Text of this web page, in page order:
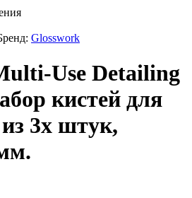
Glosswork
Use Detailing
кистей для
3х штук,